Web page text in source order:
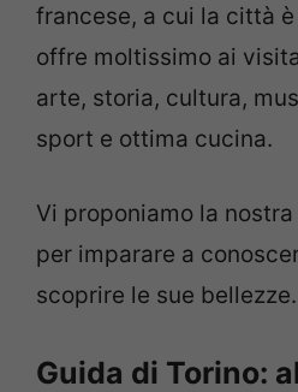
francese, a cui la città
offre moltissimo ai
arte, storia, cultura,
sport e ottima cucina.
Vi proponiamo la nostra
per imparare a
scoprire le sue bellezze.
Guida di Torino: